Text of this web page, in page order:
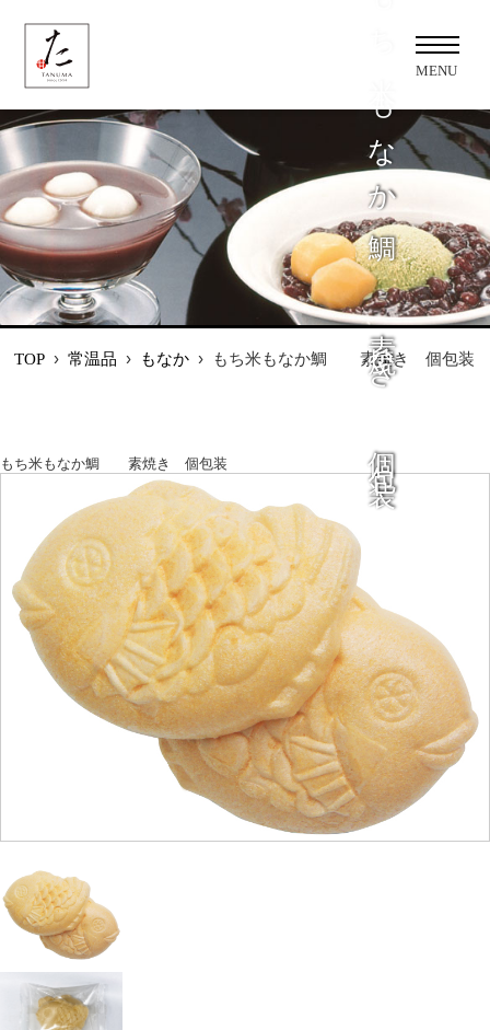
MENU
もち米もなか鯛 素焼き 個包装
TOP ›常温品 › もなか › もち米もなか鯛 素焼き 個包装
もち米もなか鯛 素焼き 個包装